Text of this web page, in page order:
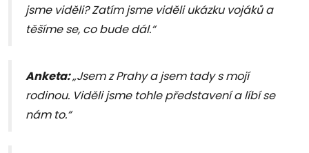
jsme viděli? Zatím jsme viděli ukázku vojáků a
těšíme se, co bude dál.“
Anketa:„Jsem z Prahy a jsem tady s mojí
rodinou. Viděli jsme tohle představení a líbí se
nám to.“